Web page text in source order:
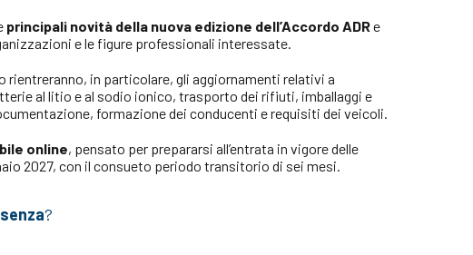
principali novità della nuova edizione dell’Accordo ADRe
e le figure professionali interessate.
rientreranno, in particolare, gli aggiornamenti relativi a
al litio e al sodio ionico, trasporto dei rifiuti, imballaggi e
formazione dei conducenti e requisiti dei veicoli.
online, pensato per prepararsi all’entrata in vigore delle
2027, con il consueto periodo transitorio di sei mesi.
?